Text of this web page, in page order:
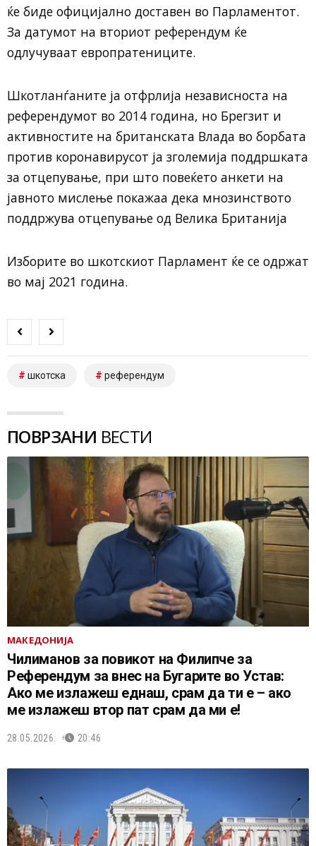
ќе биде официјално доставен во Парламентот.
За датумот на вториот референдум ќе
одлучуваат европратениците.
Шкотланѓаните ја отфрлија независноста на
референдумот во 2014 година, но Брегзит и
активностите на британската Влада во борбата
против коронавирусот ја зголемија поддршката
за отцепување, при што повеќето анкети на
јавното мислење покажаа дека мнозинството
поддржува отцепување од Велика Британија
Изборите во шкотскиот Парламент ќе се одржат
во мај 2021 година.
шкотска референдум
ПОВРЗАНИ ВЕСТИ
МАКЕДОНИЈА
Чилиманов за повикот на Филипче за
Референдум за внес на Бугарите во Устав:
Ако ме излажеш еднаш, срам да ти е – ако
ме излажеш втор пат срам да ми е!
28.05.2026. 20:46